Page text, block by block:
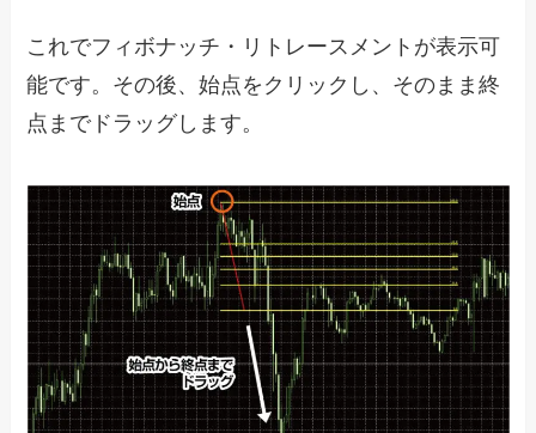
これでフィボナッチ・リトレースメントが表示可
能です。その後、始点をクリックし、そのまま終
点までドラッグします。